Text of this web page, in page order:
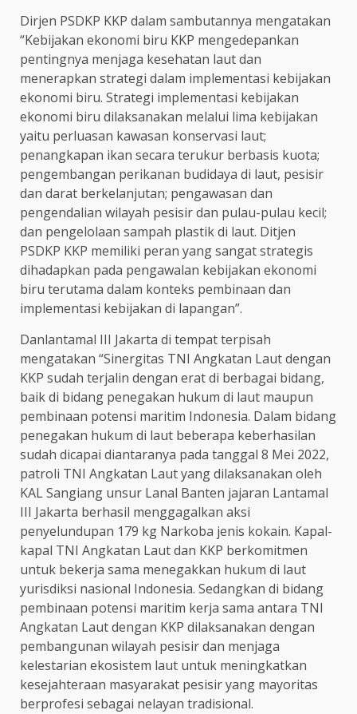
Dirjen PSDKP KKP dalam sambutannya mengatakan
“Kebijakan ekonomi biru KKP mengedepankan
pentingnya menjaga kesehatan laut dan
menerapkan strategi dalam implementasi kebijakan
ekonomi biru. Strategi implementasi kebijakan
ekonomi biru dilaksanakan melalui lima kebijakan
yaitu perluasan kawasan konservasi laut;
penangkapan ikan secara terukur berbasis kuota;
pengembangan perikanan budidaya di laut, pesisir
dan darat berkelanjutan; pengawasan dan
pengendalian wilayah pesisir dan pulau-pulau kecil;
dan pengelolaan sampah plastik di laut. Ditjen
PSDKP KKP memiliki peran yang sangat strategis
dihadapkan pada pengawalan kebijakan ekonomi
biru terutama dalam konteks pembinaan dan
implementasi kebijakan di lapangan”.
Danlantamal III Jakarta di tempat terpisah
mengatakan “Sinergitas TNI Angkatan Laut dengan
KKP sudah terjalin dengan erat di berbagai bidang,
baik di bidang penegakan hukum di laut maupun
pembinaan potensi maritim Indonesia. Dalam bidang
penegakan hukum di laut beberapa keberhasilan
sudah dicapai diantaranya pada tanggal 8 Mei 2022,
patroli TNI Angkatan Laut yang dilaksanakan oleh
KAL Sangiang unsur Lanal Banten jajaran Lantamal
III Jakarta berhasil menggagalkan aksi
penyelundupan 179 kg Narkoba jenis kokain. Kapal-
kapal TNI Angkatan Laut dan KKP berkomitmen
untuk bekerja sama menegakkan hukum di laut
yurisdiksi nasional Indonesia. Sedangkan di bidang
pembinaan potensi maritim kerja sama antara TNI
Angkatan Laut dengan KKP dilaksanakan dengan
pembangunan wilayah pesisir dan menjaga
kelestarian ekosistem laut untuk meningkatkan
kesejahteraan masyarakat pesisir yang mayoritas
berprofesi sebagai nelayan tradisional.